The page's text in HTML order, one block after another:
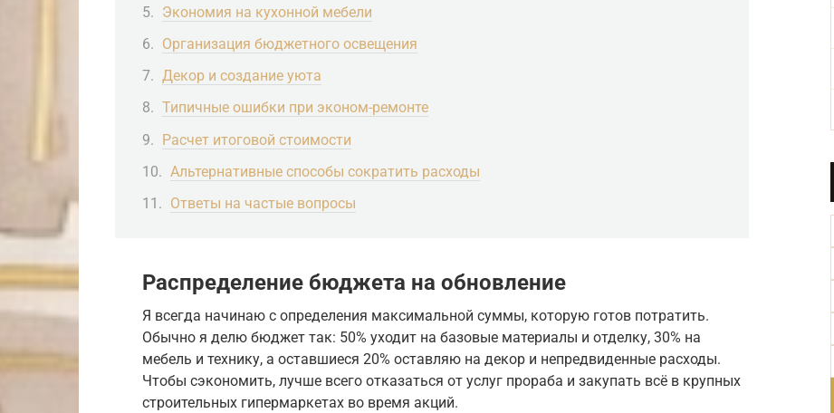
Экономия на кухонной мебели
Организация бюджетного освещения
Декор и создание уюта
Типичные ошибки при эконом-ремонте
Расчет итоговой стоимости
Альтернативные способы сократить расходы
Ответы на частые вопросы
Распределение бюджета на обновление
Я всегда начинаю с определения максимальной суммы, которую готов потратить.
Обычно я делю бюджет так: 50% уходит на базовые материалы и отделку, 30% на
мебель и технику, а оставшиеся 20% оставляю на декор и непредвиденные расходы.
Чтобы сэкономить, лучше всего отказаться от услуг прораба и закупать всё в крупных
строительных гипермаркетах во время акций.